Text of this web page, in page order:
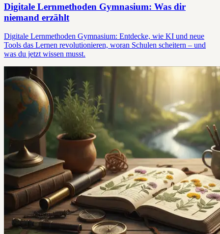
Digitale Lernmethoden Gymnasium: Was dir
niemand erzählt
Digitale Lernmethoden Gymnasium: Entdecke, wie KI und neue
Tools das Lernen revolutionieren, woran Schulen scheitern – und
was du jetzt wissen musst.